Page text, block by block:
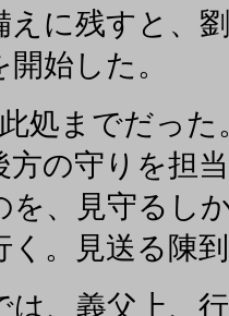
えに残すと、
始した。
処までだっ
方の守りを担
を、見守るし
く。見送る陳
は、義父上、